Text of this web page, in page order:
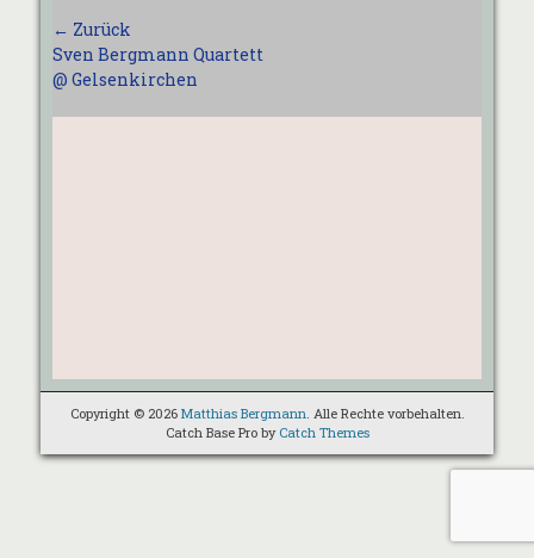
Beitragsnavigation
← Zurück
Vorhergehender
Beitrag:
Sven Bergmann Quartett
@ Gelsenkirchen
Copyright © 2026 Matthias Bergmann. Alle Rechte vorbehalten.
Catch Base Pro by Catch Themes